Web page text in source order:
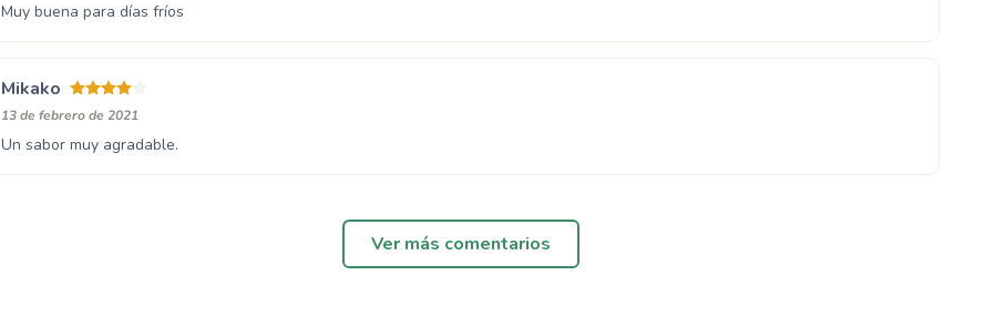
Muy buena para días fríos
Mikako
13 de febrero de 2021
Un sabor muy agradable.
Ver más comentarios